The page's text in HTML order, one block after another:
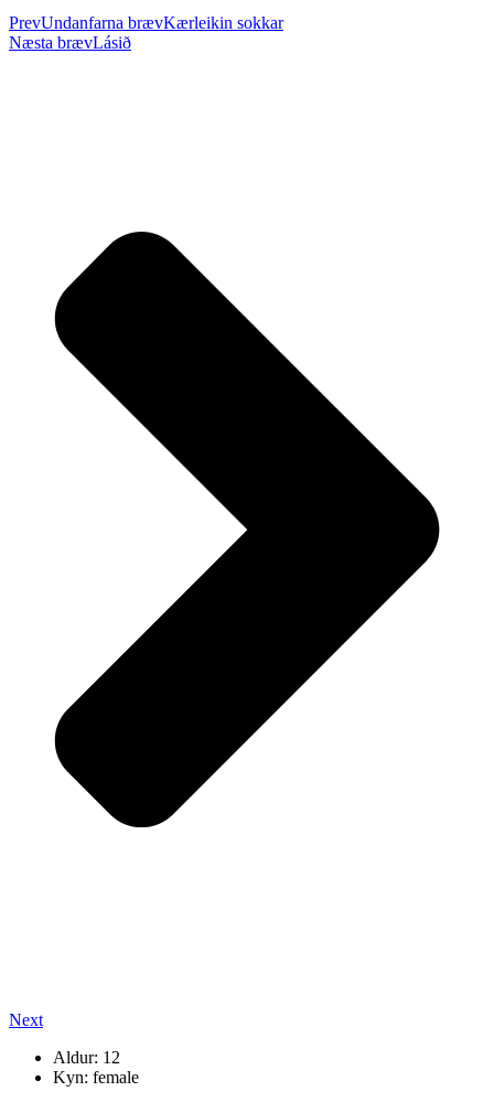
PrevUndanfarna brævKærleikin sokkar
Næsta brævLásið
Next
Aldur: 12
Kyn: female